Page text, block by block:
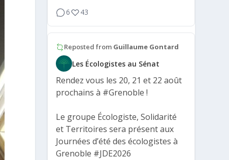
6
43
Reposted from Guillaume Gontard
Les Écologistes au Sénat
Rendez vous les 20, 21 et 22 août
prochains à #Grenoble !
Le groupe Écologiste, Solidarité
et Territoires sera présent aux
Journées d’été des écologistes à
Grenoble #JDE2026